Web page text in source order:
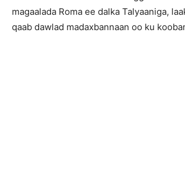
magaalada Roma ee dalka Talyaaniga,
qaab dawlad madaxbannaan oo ku